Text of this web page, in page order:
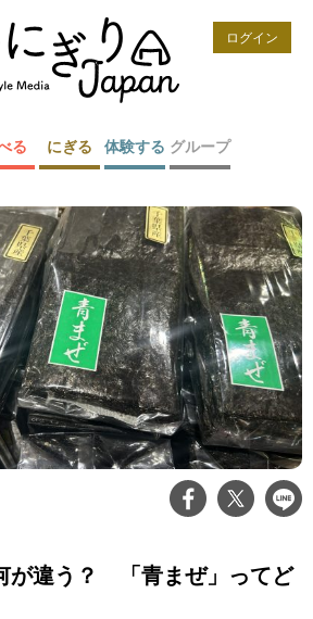
ログイン
る にぎる 体験する グループ
が違う？ 「青まぜ」ってど